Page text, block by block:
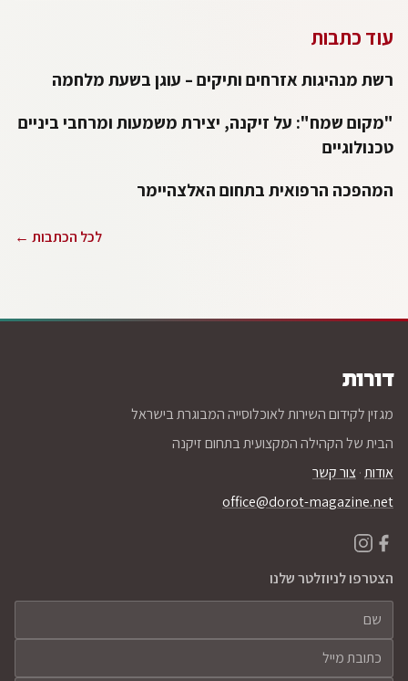
עוד כתבות
רשת מנהיגות אזרחים ותיקים – עוגן בשעת מלחמה
"מקום שמח": על זיקנה, יצירת משמעות ומרחבי ביניים
טכנולוגיים
המהפכה הרפואית בתחום האלצהיימר
לכל הכתבות ←
דורות
מגזין לקידום השירות לאוכלוסייה המבוגרת בישראל
הבית של הקהילה המקצועית בתחום זיקנה
אודות·צור קשר
office@dorot-magazine.net
הצטרפו לניוזלטר שלנו
השאירו שדה זה ריק
שם
כתובת מייל
ארגון (לא חובה)